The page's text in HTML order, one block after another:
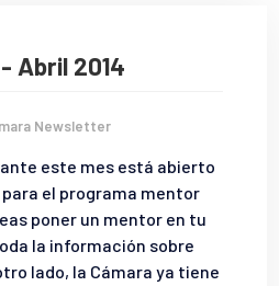
Abril 2014
Newsletter
este mes está abierto
el programa mentor
poner un mentor en tu
la información sobre
lado, la Cámara ya tiene